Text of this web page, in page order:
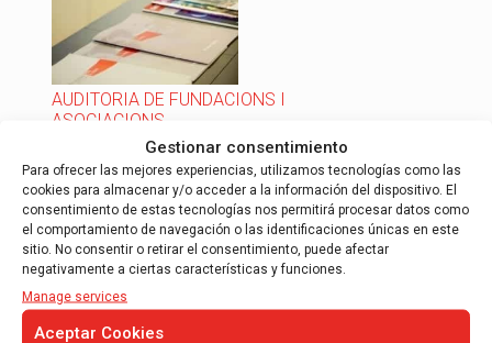
Gestionar consentimiento
Para ofrecer las mejores experiencias, utilizamos tecnologías como las
cookies para almacenar y/o acceder a la información del dispositivo. El
consentimiento de estas tecnologías nos permitirá procesar datos como
el comportamiento de navegación o las identificaciones únicas en este
sitio. No consentir o retirar el consentimiento, puede afectar
negativamente a ciertas características y funciones.
Manage services
Aceptar Cookies
AUDITORIA DE FUNDACIONS I
ASOCIACIONS
Auditoria Asociacions
Auditoria fundacions obligatoria.
Auditoria fundacions voluntaria
Auditoria Cooperatives
Després de complir amb els requisits, algunes
fundacions estan obligades a auditar-se, AOB
auditors disposa d’un departament amb 5